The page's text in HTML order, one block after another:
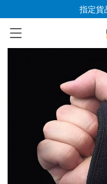
指定貨
已加入購物車